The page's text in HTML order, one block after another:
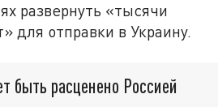
развернуть «тысячи
для отправки в Украину.
быть расценено Россией